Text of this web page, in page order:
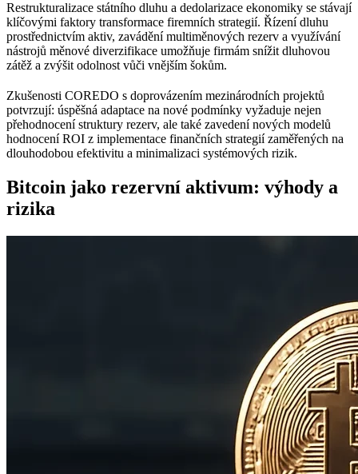
Restrukturalizace státního dluhu a dedolarizace ekonomiky se stávají
klíčovými faktory transformace firemních strategií. Řízení dluhu
prostřednictvím aktiv, zavádění multiměnových rezerv a využívání
nástrojů měnové diverzifikace umožňuje firmám snížit dluhovou
zátěž a zvýšit odolnost vůči vnějším šokům.
Zkušenosti COREDO s doprovázením mezinárodních projektů
potvrzují: úspěšná adaptace na nové podmínky vyžaduje nejen
přehodnocení struktury rezerv, ale také zavedení nových modelů
hodnocení ROI z implementace finančních strategií zaměřených na
dlouhodobou efektivitu a minimalizaci systémových rizik.
Bitcoin jako rezervní aktivum: výhody a
rizika